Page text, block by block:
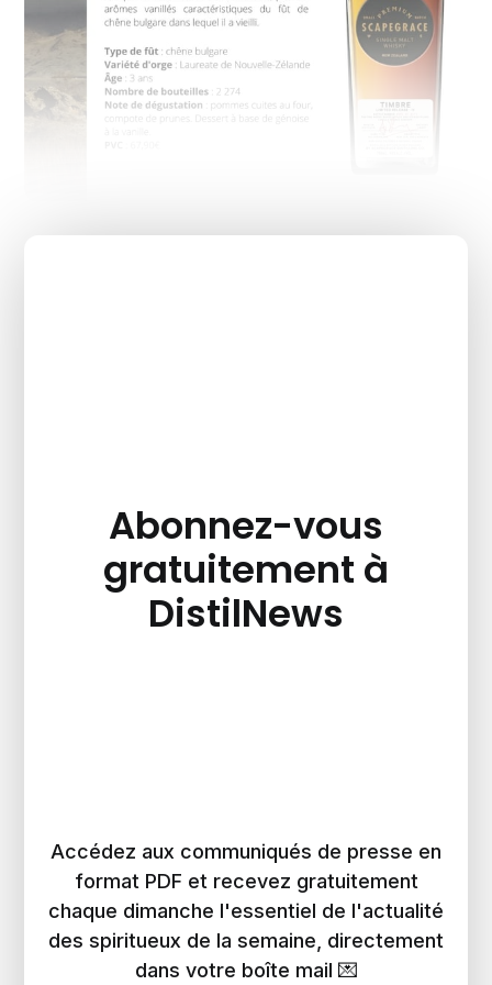
Abonnez-vous
gratuitement à
DistilNews
Accédez aux communiqués de presse en
format PDF et recevez gratuitement
chaque dimanche l'essentiel de l'actualité
des spiritueux de la semaine, directement
dans votre boîte mail 💌